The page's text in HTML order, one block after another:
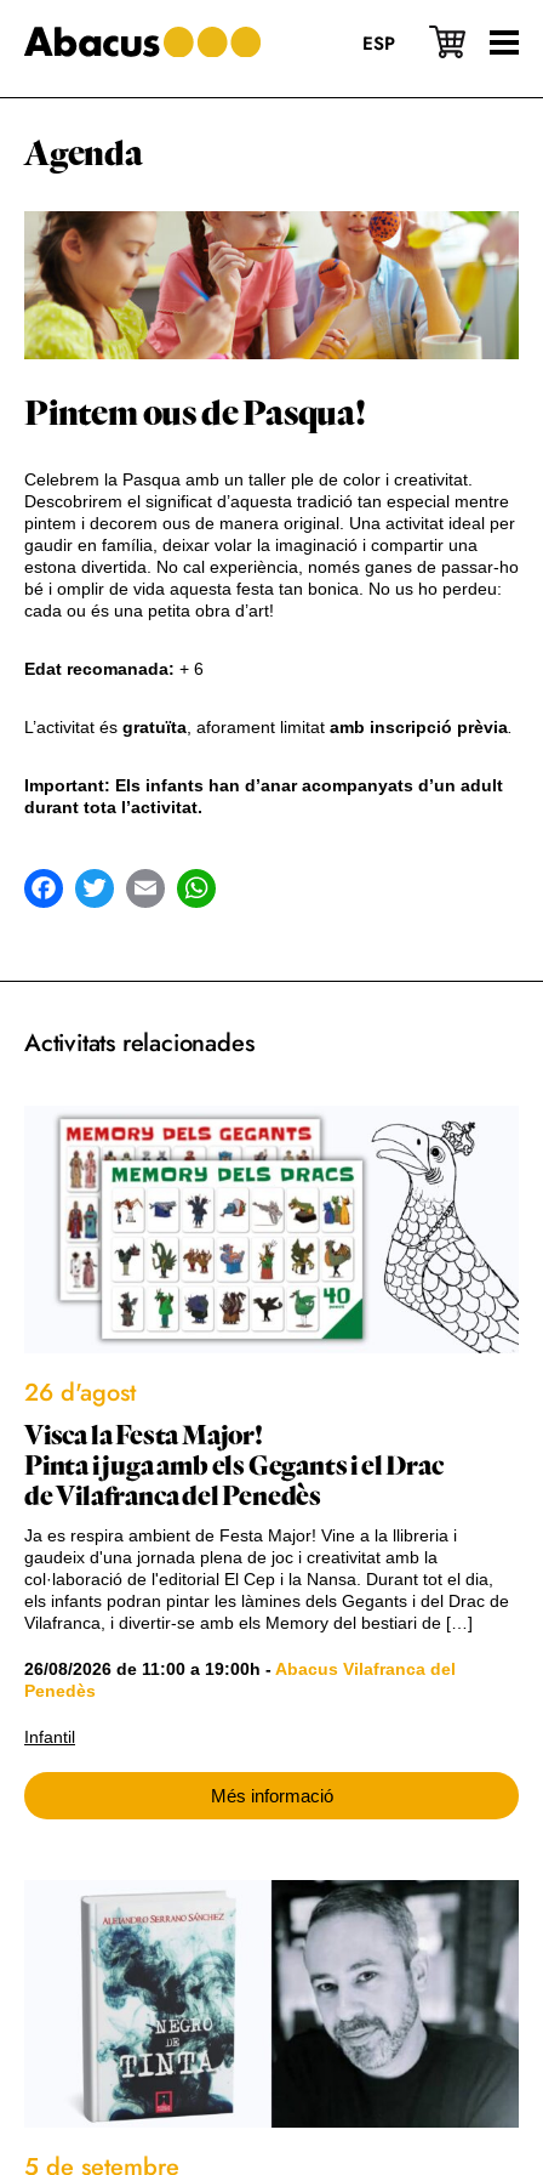
to
main
to
primary
to
footer
ESP
Agenda
Pintem ous de Pasqua!
Celebrem la Pasqua amb un taller ple de color i creativitat.
Descobrirem el significat d’aquesta tradició tan especial mentre
pintem i decorem ous de manera original. Una activitat ideal per
gaudir en família, deixar volar la imaginació i compartir una
estona divertida. No cal experiència, només ganes de passar-ho
bé i omplir de vida aquesta festa tan bonica. No us ho perdeu:
cada ou és una petita obra d’art!
Edat recomanada: + 6
L’activitat és gratuïta, aforament limitat amb inscripció prèvia.
Important: Els infants han d’anar acompanyats d’un adult
durant tota l’activitat.
Activitats relacionades
26 d'agost
Visca la Festa Major!
Pinta i juga amb els Gegants i el Drac
de Vilafranca del Penedès
Ja es respira ambient de Festa Major! Vine a la llibreria i
gaudeix d'una jornada plena de joc i creativitat amb la
col·laboració de l'editorial El Cep i la Nansa. Durant tot el dia,
els infants podran pintar les làmines dels Gegants i del Drac de
Vilafranca, i divertir-se amb els Memory del bestiari de […]
26/08/2026 de 11:00 a 19:00h -Abacus Vilafranca del
Penedès
Infantil
Més informació
5 de setembre